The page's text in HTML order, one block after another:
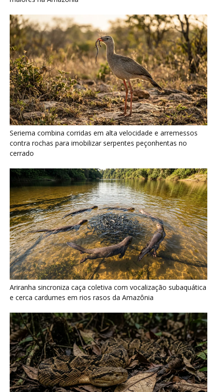
Ariranha sincroniza caça coletiva com vocalização subaquática
e cerca cardumes em rios rasos da Amazônia
Surucucu detecta calor pela fosseta loreal e prepara ataque de
emboscada no escuro da floresta
Últimas noticias
“A chuva carrega um inventário da copa”: o
método que encontrou...
7 de agosto de 2026